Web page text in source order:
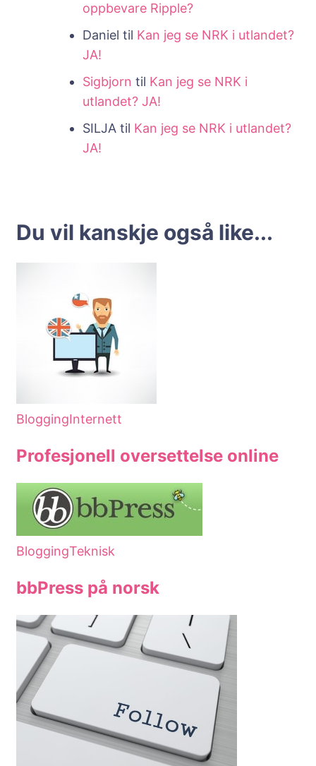
oppbevare Ripple?
Daniel til Kan jeg se NRK i utlandet?
JA!
Sigbjorn til Kan jeg se NRK i
utlandet? JA!
SILJA til Kan jeg se NRK i utlandet?
JA!
Du vil kanskje også like...
BloggingInternett
Profesjonell oversettelse online
BloggingTeknisk
bbPress på norsk